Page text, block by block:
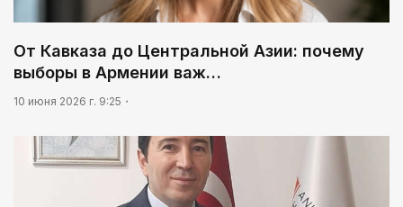
От Кавказа до Центральной Азии: почему
выборы в Армении важ…
10 июня 2026 г. 9:25